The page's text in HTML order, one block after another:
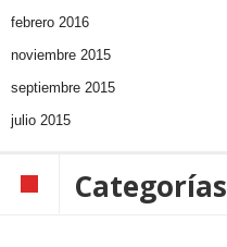
febrero 2016
noviembre 2015
septiembre 2015
julio 2015
Categorías